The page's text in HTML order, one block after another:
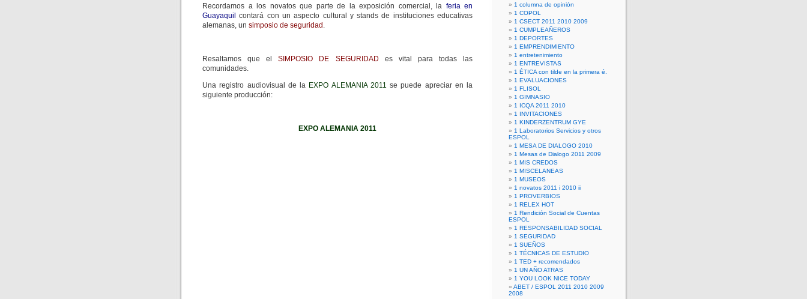
Recordamos a los novatos que parte de la exposición comercial, la feria en
Guayaquil
contará con un aspecto cultural y stands de instituciones educativas
alemanas, un simposio de seguridad .
Resaltamos que elSIMPOSIO DE SEGURIDAD es vital para todas las
comunidades.
Una registro audiovisual de la EXPO ALEMANIA 2011 se puede apreciar en la
siguiente producción:
EXPO ALEMANIA 2011
1 columna de opinión
1 COPOL
1 CSECT 2011 2010 2009
1 CUMPLEAÑEROS
1 DEPORTES
1 EMPRENDIMIENTO
1 entretenimiento
1 ENTREVISTAS
1 ÉTICA con tilde en la primera é.
1 EVALUACIONES
1 FLISOL
1 GIMNASIO
1 ICQA 2011 2010
1 INVITACIONES
1 KINDERZENTRUM GYE
1 Laboratorios Servicios y otros
ESPOL
1 MESA DE DIALOGO 2010
1 Mesas de Dialogo 2011 2009
1 MIS CREDOS
1 MISCELANEAS
1 MUSEOS
1 novatos 2011 i 2010 ii
1 PROVERBIOS
1 RELEX HOT
1 Rendición Social de Cuentas
ESPOL
1 RESPONSABILIDAD SOCIAL
1 SEGURIDAD
1 SUEÑOS
1 TÉCNICAS DE ESTUDIO
1 TED + recomendados
1 UN AÑO ATRAS
1 YOU LOOK NICE TODAY
ABET / ESPOL 2011 2010 2009
2008